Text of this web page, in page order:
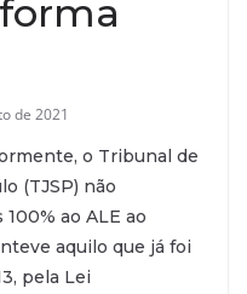
de 2021
o Tribunal de
(TJSP) não
ao ALE ao
aquilo que já foi
pela Lei